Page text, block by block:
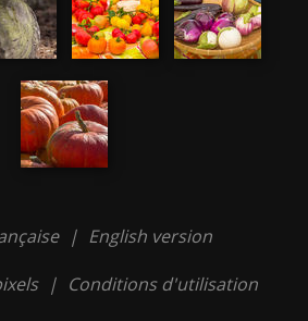
| English version
| Conditions d'utilisation